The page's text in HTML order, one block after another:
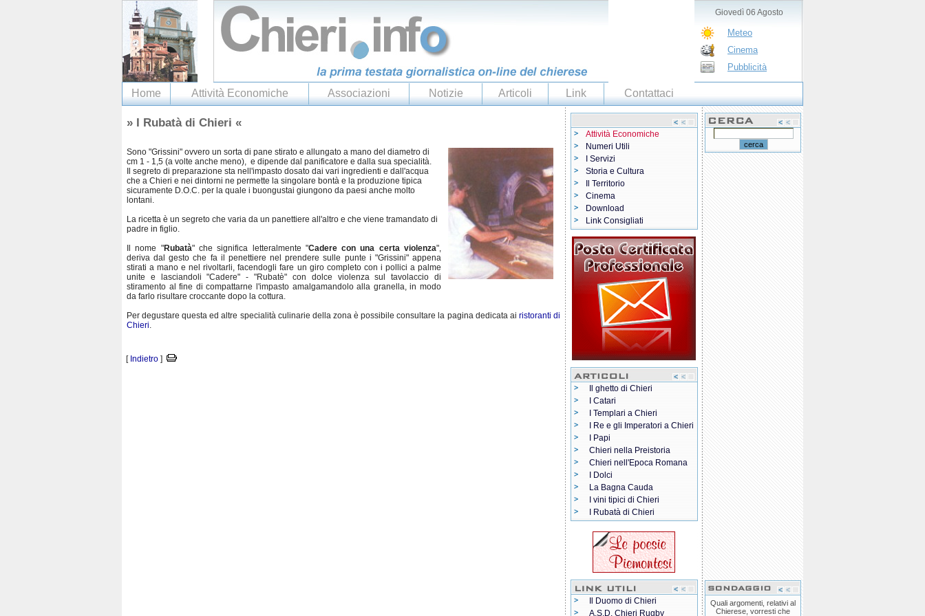
Giovedì 06 Agosto
Meteo
Cinema
Pubblicità
Home Attività Economiche Associazioni Notizie Articoli Link Contattaci
» I Rubatà di Chieri «
Sono "Grissini" ovvero un sorta di pane stirato e allungato a mano del diametro di
cm 1 - 1,5 (a volte anche meno), e dipende dal panificatore e dalla sua specialità.
Il segreto di preparazione sta nell'impasto dosato dai vari ingredienti e dall'acqua
che a Chieri e nei dintorni ne permette la singolare bontà e la produzione tipica
sicuramente D.O.C. per la quale i buongustai giungono da paesi anche molto
lontani.
La ricetta è un segreto che varia da un panettiere all'altro e che viene tramandato di
padre in figlio.
Il nome "Rubatà" che significa letteralmente "Cadere con una certa violenza",
deriva dal gesto che fa il penettiere nel prendere sulle punte i "Grissini" appena
stirati a mano e nel rivoltarli, facendogli fare un giro completo con i pollici a palme
unite e lasciandoli "Cadere" - "Rubatè" con dolce violenza sul tavolaccio di
stiramento al fine di compattarne l'impasto amalgamandolo alla granella, in modo
da farlo risultare croccante dopo la cottura.
Per degustare questa ed altre specialità culinarie della zona è possibile consultare la pagina dedicata ai ristoranti di
Chieri.
[ Indietro ]
Attività Economiche
Numeri Utili
I Servizi
Storia e Cultura
Il Territorio
Cinema
Download
Link Consigliati
Il ghetto di Chieri
I Catari
I Templari a Chieri
I Re e gli Imperatori a Chieri
I Papi
Chieri nella Preistoria
Chieri nell'Epoca Romana
I Dolci
La Bagna Cauda
I vini tipici di Chieri
I Rubatà di Chieri
Il Duomo di Chieri
A.S.D. Chieri Rugby
Quali argomenti, relativi al
Chierese, vorresti che